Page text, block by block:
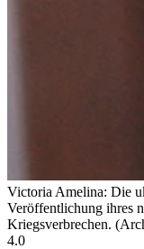
Victoria Amelina: Die
Veröffentlichung ihres
Kriegsverbrechen.
4.0